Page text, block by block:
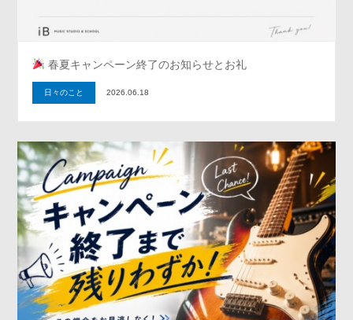
春夏キャンペーン終了のお知らせとお礼
日々のこと 2026.06.18